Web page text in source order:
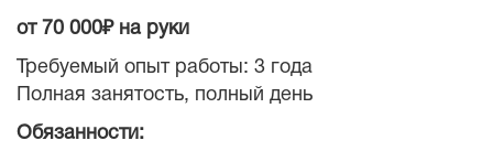
от 70 000₽ на руки
Требуемый опыт работы: 3 года
Полная занятость, полный день
Обязанности: